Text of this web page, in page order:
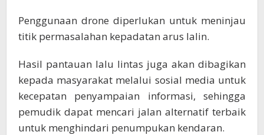
Penggunaan drone diperlukan untuk meninjau
titik permasalahan kepadatan arus lalin.
Hasil pantauan lalu lintas juga akan dibagikan
kepada masyarakat melalui sosial media untuk
kecepatan penyampaian informasi, sehingga
pemudik dapat mencari jalan alternatif terbaik
untuk menghindari penumpukan kendaran.